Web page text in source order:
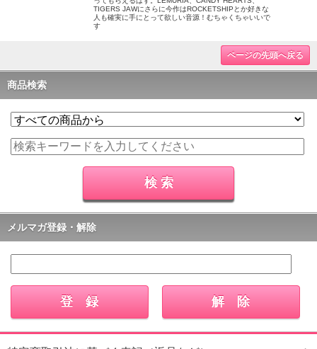
TIGERS JAWにさらに今作はROCKETSHIPとか好きな
人も確実に手にとって欲しい音源！むちゃくちゃいいで
す
ページの先頭へ戻る
商品検索
メルマガ登録・解除